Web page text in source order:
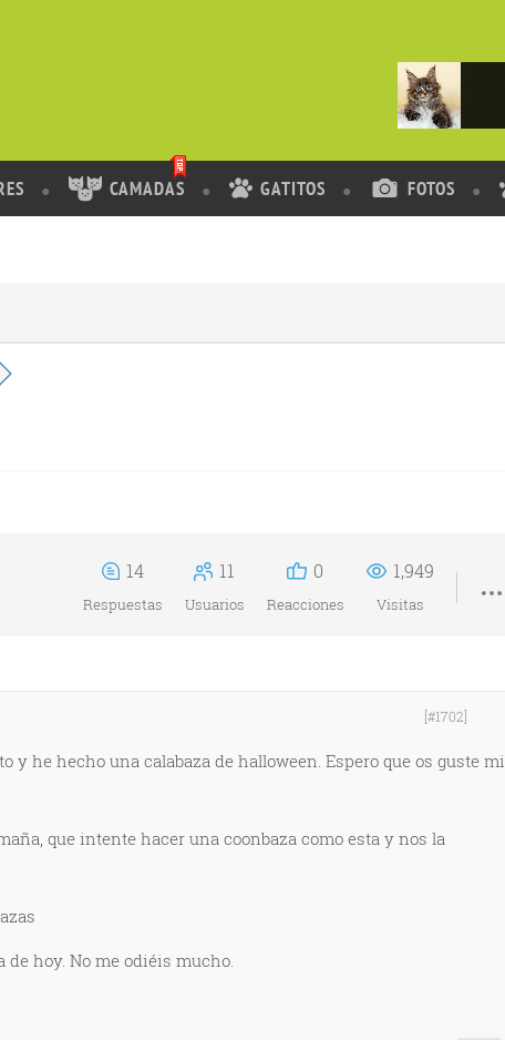
CAMADAS GATITOS FOTOS
14
Respuestas
11
Usuarios
0
Reacciones
1,949
Visitas
[#1702]
y he hecho una calabaza de halloween. Espero que os guste mi
que intente hacer una coonbaza como esta y nos la
hoy. No me odiéis mucho.